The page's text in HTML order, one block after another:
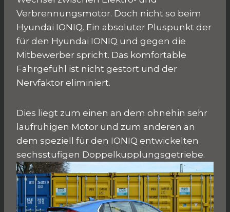
Verbrennungsmotor. Doch nicht so beim
Hyundai IONIQ. Ein absoluter Pluspunkt der
für den Hyundai IONIQ und gegen die
Mitbewerber spricht. Das komfortable
Fahrgefühl ist nicht gestört und der
Nervfaktor eliminiert.
Dies liegt zum einen an dem ohnehin sehr
laufruhigen Motor und zum anderen an
dem speziell für den IONIQ entwickelten
sechsstufigen Doppelkupplungsgetriebe.